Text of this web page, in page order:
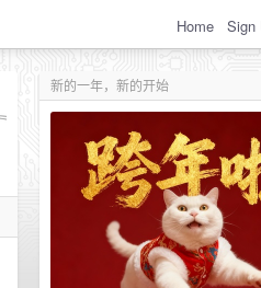
Home Sign
新的一年，新的开始